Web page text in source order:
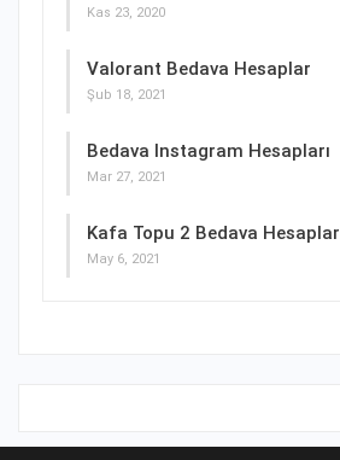
Kas 23, 2020
Valorant Bedava Hesaplar
Şub 18, 2021
Bedava Instagram Hesapları
Mar 27, 2021
Kafa Topu 2 Bedava Hesaplar
May 6, 2021